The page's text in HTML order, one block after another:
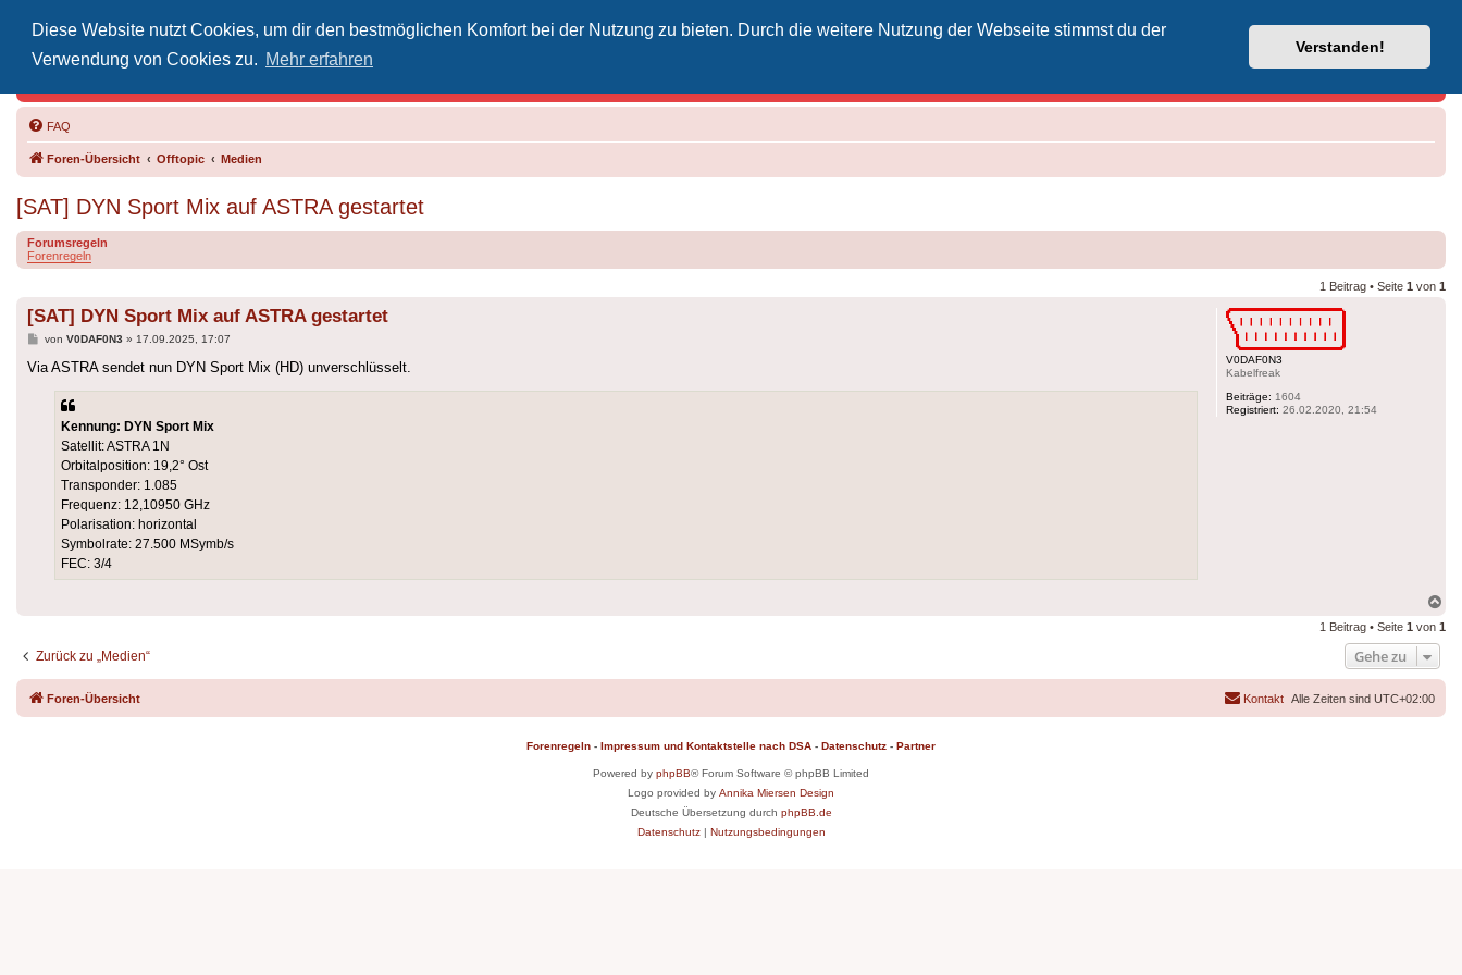
Diese Website nutzt Cookies, um dir den bestmöglichen Komfort bei der Nutzung zu bieten. Durch die weitere Nutzung der Webseite stimmst du der
Verwendung von Cookies zu. Mehr erfahren
Verstanden!
Vodafone-Kabel-Helpdesk
FAQ
Foren-Übersicht Offtopic Medien
[SAT] DYN Sport Mix auf ASTRA gestartet
Forumsregeln
Forenregeln
1 Beitrag • Seite 1 von 1
V0DAF0N3
Kabelfreak
Beiträge: 1604
Registriert: 26.02.2020, 21:54
[SAT] DYN Sport Mix auf ASTRA gestartet
Beitrag
von V0DAF0N3 » 17.09.2025, 17:07
Via ASTRA sendet nun DYN Sport Mix (HD) unverschlüsselt.
Kennung: DYN Sport Mix
Satellit: ASTRA 1N
Orbitalposition: 19,2° Ost
Transponder: 1.085
Frequenz: 12,10950 GHz
Polarisation: horizontal
Symbolrate: 27.500 MSymb/s
FEC: 3/4
1 Beitrag • Seite 1 von 1
Zurück zu „Medien“ Gehe zu
Foren-Übersicht Alle Zeiten sind UTC+02:00
Kontakt
Forenregeln - Impressum und Kontaktstelle nach DSA - Datenschutz - Partner
Powered by phpBB® Forum Software © phpBB Limited
Logo provided by Annika Miersen Design
Deutsche Übersetzung durch phpBB.de
Datenschutz| Nutzungsbedingungen